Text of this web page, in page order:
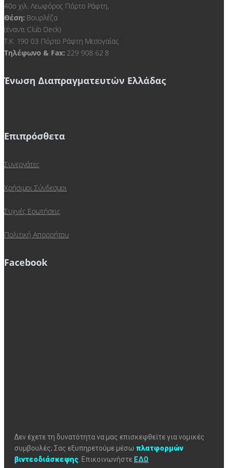
40ο χιλ. Λεωφόρος Πόρτο Ράφτη,
Θέση: Βουρλέζα
(έναντι Club Deck)
Τ.Κ. 190 03 Πόρτο Ράφτη Μεσογαίας
Τηλέφωνο & Fax: 229 908 62 8
Ένωση Διαπραγματευτών Ελλάδας
Επιπρόσθετα
Συνεργάτες
Χρήσιμοι Σύνδεσμοι
Συχνές Ερωτήσεις
Πολιτική Απορρήτου
Facebook
Δεν έχετε τη δυνατότητα να μας επισκεφθείτε για νομικές
συμβουλές; Σας εξυπηρετούμε μέσω πλατφορμών
βιντεοδιάσκεψης Επικοινωνήστε ΕΔΩ